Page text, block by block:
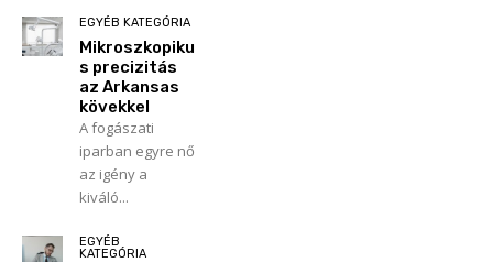
EGYÉB KATEGÓRIA
Mikroszkopiku
s precizitás
az Arkansas
kövekkel
A fogászati
iparban egyre nő
az igény a
kiváló...
EGYÉB
KATEGÓRIA